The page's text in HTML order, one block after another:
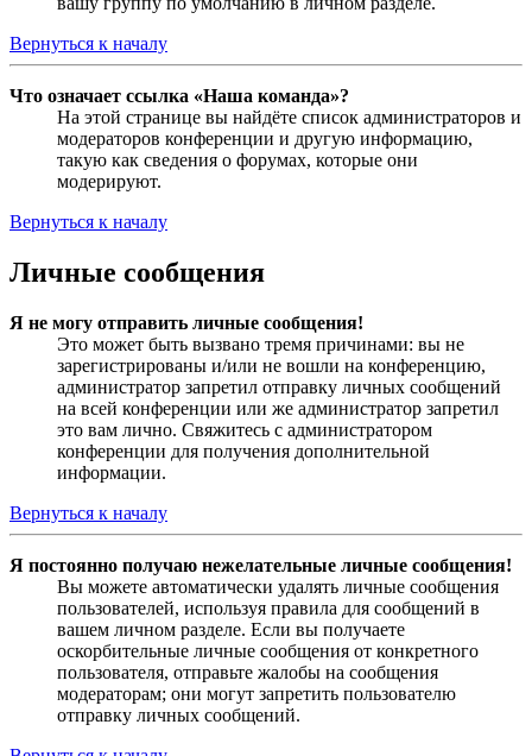
Вернуться к началу
Что означает ссылка «Наша команда»?
На этой странице вы найдёте список администраторов и
модераторов конференции и другую информацию,
такую как сведения о форумах, которые они
модерируют.
Вернуться к началу
Личные сообщения
Я не могу отправить личные сообщения!
Это может быть вызвано тремя причинами: вы не
зарегистрированы и/или не вошли на конференцию,
администратор запретил отправку личных сообщений
на всей конференции или же администратор запретил
это вам лично. Свяжитесь с администратором
конференции для получения дополнительной
информации.
Вернуться к началу
Я постоянно получаю нежелательные личные сообщения!
Вы можете автоматически удалять личные сообщения
пользователей, используя правила для сообщений в
вашем личном разделе. Если вы получаете
оскорбительные личные сообщения от конкретного
пользователя, отправьте жалобы на сообщения
модераторам; они могут запретить пользователю
отправку личных сообщений.